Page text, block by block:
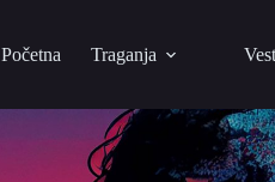
Početna Traganja